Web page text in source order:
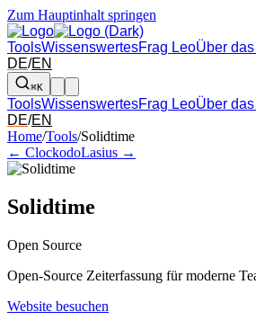
Zum Hauptinhalt springen
ToolsWissenswertesFrag LeoÜber
DE/EN
⌘K
ToolsWissenswertesFrag LeoÜber
DE/EN
Pfeil links und rechts: zum benachbarten
Home/Tools/Solidtime
← ClockodoLasius →
Solidtime
Open Source
Open-Source Zeiterfassung für moderne
Website besuchen